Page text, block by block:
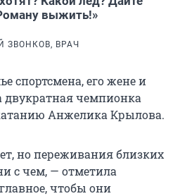
выжить!»
ЗВОНКОВ, ВРАЧ
спортсмена, его жене и
двукратная чемпионка
Анжелика Крылова.
но переживания близких
с чем, — отметила
чтобы они